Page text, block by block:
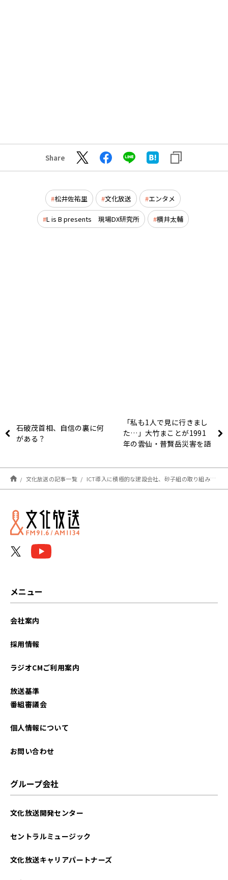
Share
松井佐祐里 文化放送 エンタメ
L is B presents 現場DX研究所 横井太輔
石破茂首相、自信の裏に何
がある？
「私も1人で見に行きまし
た…」大竹まことが1991
年の雲仙・普賢岳災害を語
文化放送の記事一覧 ICT導入に積極的な建設会社、砂子組の取り組みとは？
メニュー
会社案内
採用情報
ラジオCMご利用案内
放送基準
番組審議会
個人情報について
お問い合わせ
グループ会社
文化放送開発センター
セントラルミュージック
文化放送キャリアパートナーズ